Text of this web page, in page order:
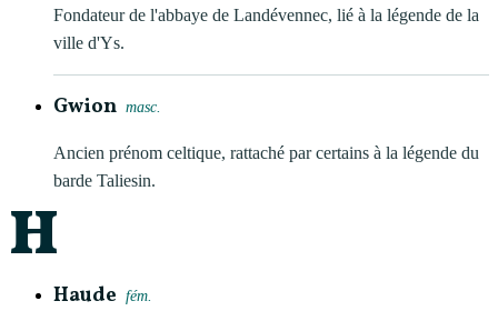
Fondateur de l'abbaye de Landévennec, lié à la légende de la
ville d'Ys.
Gwion masc.
Ancien prénom celtique, rattaché par certains à la légende du
barde Taliesin.
H
Haude fém.